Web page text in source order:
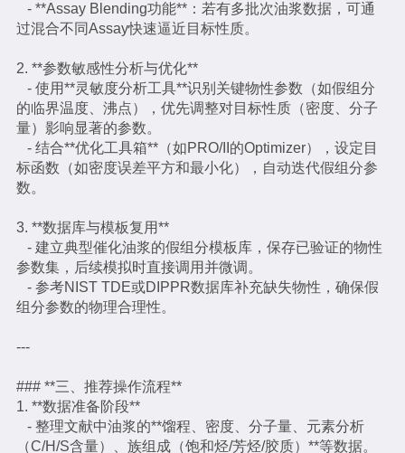
- **Assay Blending功能**：若有多批次油浆数据，可通
过混合不同Assay快速逼近目标性质。
2. **参数敏感性分析与优化**
- 使用**灵敏度分析工具**识别关键物性参数（如假组分
的临界温度、沸点），优先调整对目标性质（密度、分子
量）影响显著的参数。
- 结合**优化工具箱**（如PRO/II的Optimizer），设定目
标函数（如密度误差平方和最小化），自动迭代假组分参
数。
3. **数据库与模板复用**
- 建立典型催化油浆的假组分模板库，保存已验证的物性
参数集，后续模拟时直接调用并微调。
- 参考NIST TDE或DIPPR数据库补充缺失物性，确保假
组分参数的物理合理性。
---
### **三、推荐操作流程**
1. **数据准备阶段**
- 整理文献中油浆的**馏程、密度、分子量、元素分析
（C/H/S含量）、族组成（饱和烃/芳烃/胶质）**等数据。